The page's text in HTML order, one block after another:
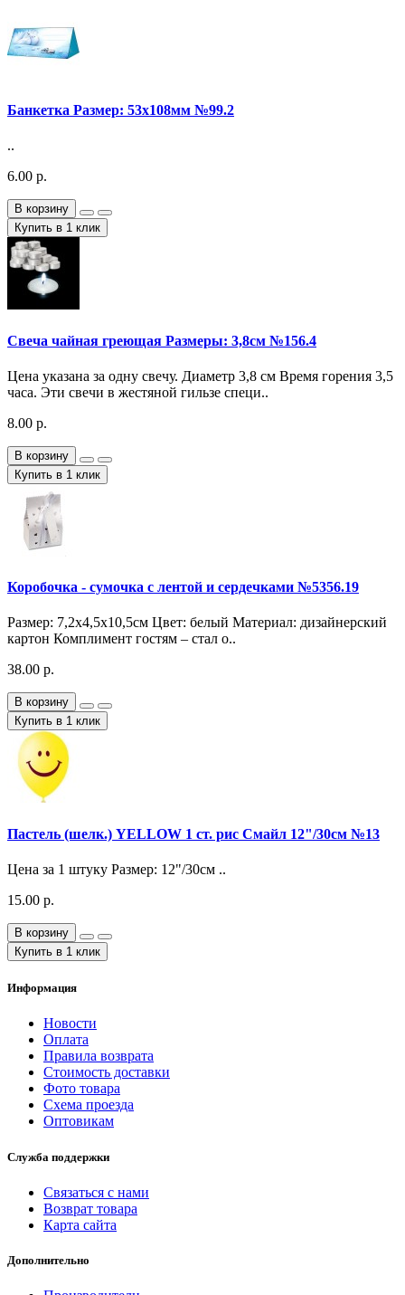
Банкетка Размер: 53х108мм №99.2
..
6.00 р.
В корзину
Купить в 1 клик
Свеча чайная греющая Размеры: 3,8см №156.4
Цена указана за одну свечу. Диаметр 3,8 см Время горения 3,5
часа. Эти свечи в жестяной гильзе специ..
8.00 р.
В корзину
Купить в 1 клик
Коробочка - сумочка с лентой и сердечками №5356.19
Размер: 7,2х4,5х10,5см Цвет: белый Материал: дизайнерский
картон Комплимент гостям – стал о..
38.00 р.
В корзину
Купить в 1 клик
Пастель (шелк.) YELLOW 1 ст. рис Смайл 12"/30см №13
Цена за 1 штуку Размер: 12"/30см ..
15.00 р.
В корзину
Купить в 1 клик
Информация
Новости
Оплата
Правила возврата
Стоимость доставки
Фото товара
Схема проезда
Оптовикам
Служба поддержки
Связаться с нами
Возврат товара
Карта сайта
Дополнительно